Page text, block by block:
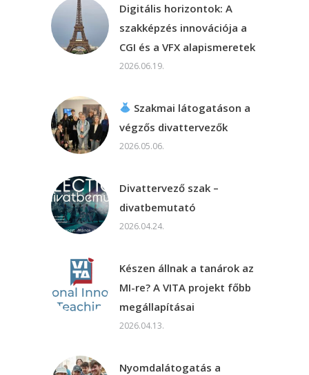
Digitális horizontok: A
szakképzés innovációja a
CGI és a VFX alapismeretek
2026.06.19.
Szakmai látogatáson a
végzős divattervezők
2026.05.06.
Divattervező szak –
divatbemutató
2026.04.24.
Készen állnak a tanárok az
MI-re? A VITA projekt főbb
megállapításai
2026.04.13.
Nyomdalátogatás a